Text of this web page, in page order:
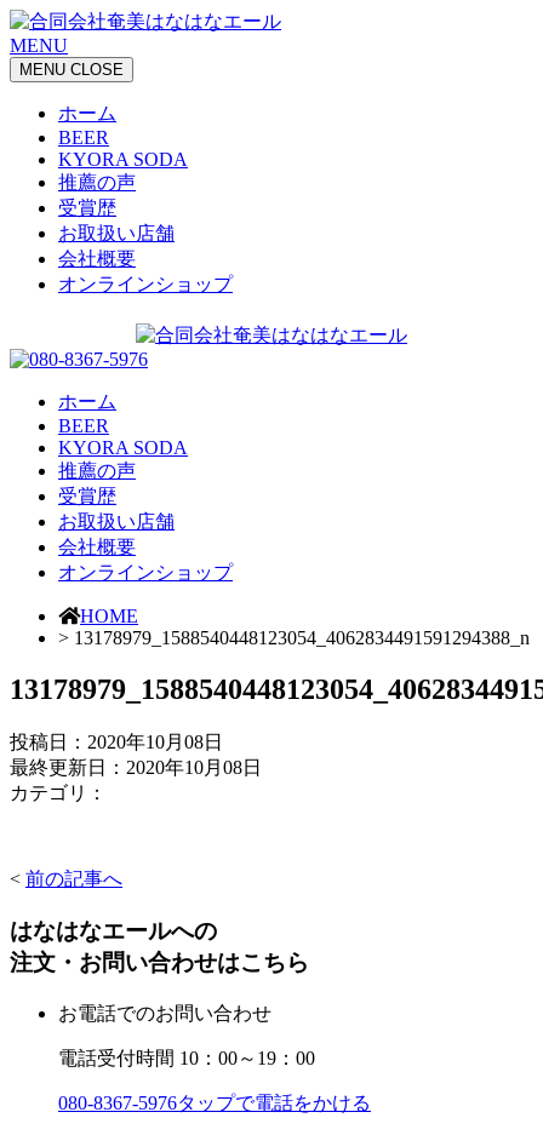
MENU
MENU CLOSE
ホーム
BEER
KYORA SODA
推薦の声
受賞歴
お取扱い店舗
会社概要
オンラインショップ
ホーム
BEER
KYORA SODA
推薦の声
受賞歴
お取扱い店舗
会社概要
オンラインショップ
HOME
> 13178979_1588540448123054_4062834491591294388_n
投稿日： 2020年10月08日
最終更新日：2020年10月08日
カテゴリ：
< 前の記事へ
はなはなエールへの
注文・お問い合わせはこちら
お電話でのお問い合わせ
電話受付時間 10：00～19：00
080-8367-5976タップで電話をかける